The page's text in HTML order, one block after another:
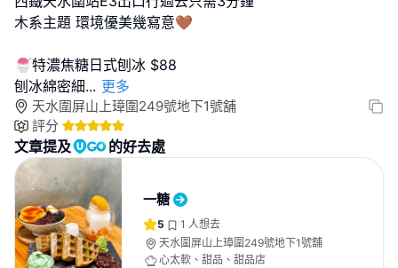
木系主題 環境優美幾寫意🤎
🍧特濃焦糖日式刨冰 $88
刨冰綿密細... 更多
天水圍屏山上璋圍249號地下1號舖
評分
文章提及 的好去處
一糖
5 1 人想去
天水圍屏山上璋圍249號地下1號舖
心太軟、甜品、甜品店